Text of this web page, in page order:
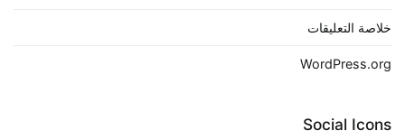
خلاصة التعليقات
WordPress.org
Social Icons